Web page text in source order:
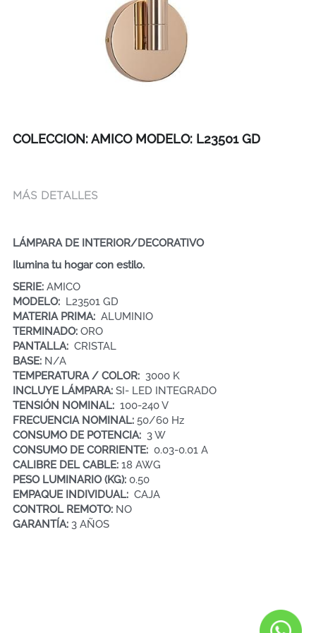
COLECCION: AMICO MODELO: L23501 GD
MÁS DETALLES
LÁMPARA DE INTERIOR/DECORATIVO
Ilumina tu hogar con estilo.
SERIE: AMICO
MODELO: L23501 GD
MATERIA PRIMA: ALUMINIO
TERMINADO: ORO
PANTALLA: CRISTAL
BASE: N/A
TEMPERATURA / COLOR: 3000 K
INCLUYE LÁMPARA: SI- LED INTEGRADO
TENSIÓN NOMINAL: 100-240 V
FRECUENCIA NOMINAL: 50/60 Hz
CONSUMO DE POTENCIA: 3 W
CONSUMO DE CORRIENTE: 0.03-0.01 A
CALIBRE DEL CABLE: 18 AWG
PESO LUMINARIO (KG): 0.50
EMPAQUE INDIVIDUAL: CAJA
CONTROL REMOTO: NO
GARANTÍA: 3 AÑOS